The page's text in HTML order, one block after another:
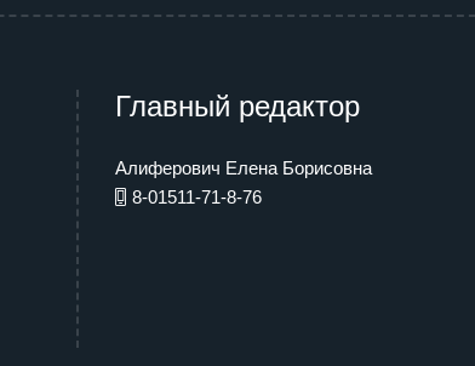
Главный редактор
Алиферович Елена Борисовна
8-01511-71-8-76